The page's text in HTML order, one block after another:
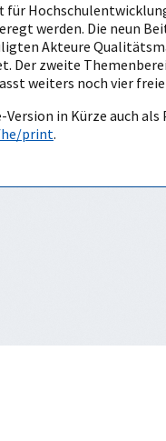
für
werden. Die neun
Akteure
Der zweite
weiters noch vier
Version in Kürze auch
print.